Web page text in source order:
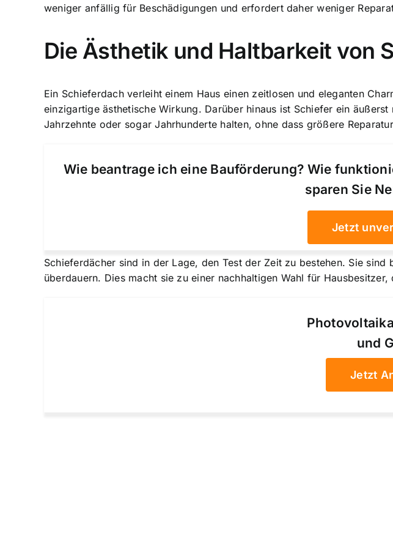
weniger anfällig für Beschädigungen und erfordert daher weniger
Die Ästhetik und Haltbarkeit von
Ein Schieferdach verleiht einem Haus einen zeitlosen und eleganten
einzigartige ästhetische Wirkung. Darüber hinaus ist Schiefer ein
Jahrzehnte oder sogar Jahrhunderte halten, ohne dass größere
Wie beantrage ich eine Bauförderung? Wie
sparen Sie
Jetzt
Schieferdächer sind in der Lage, den Test der Zeit zu bestehen. Sie
überdauern. Dies macht sie zu einer nachhaltigen Wahl für
und
Jetzt